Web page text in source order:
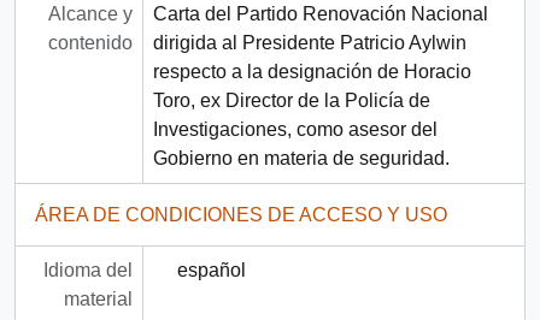
Alcance y
contenido
Carta del Partido Renovación Nacional
dirigida al Presidente Patricio Aylwin
respecto a la designación de Horacio
Toro, ex Director de la Policía de
Investigaciones, como asesor del
Gobierno en materia de seguridad.
ÁREA DE CONDICIONES DE ACCESO Y USO
Idioma del
material
español